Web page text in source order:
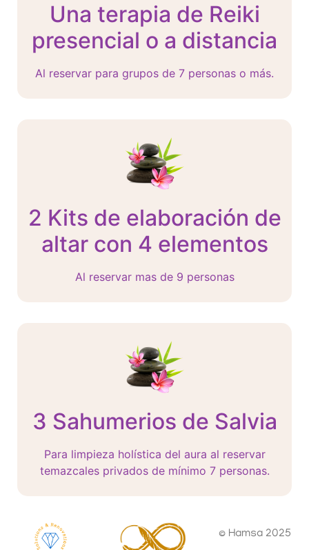
Una terapia de Reiki
presencial o a distancia
Al reservar para grupos de 7 personas o más.
2 Kits de elaboración de
altar con 4 elementos
Al reservar mas de 9 personas
3 Sahumerios de Salvia
Para limpieza holística del aura al reservar
temazcales privados de mínimo 7 personas.
© Hamsa 2025